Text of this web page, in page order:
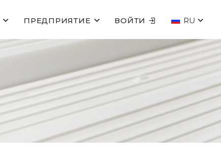
ПРЕДПРИЯТИЕ ВОЙТИ RU